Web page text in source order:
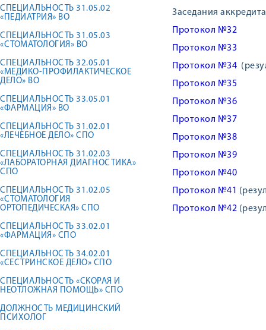
СПЕЦИАЛЬНОСТЬ 31.05.02
«ПЕДИАТРИЯ» ВО
СПЕЦИАЛЬНОСТЬ 31.05.03
«СТОМАТОЛОГИЯ» ВО
СПЕЦИАЛЬНОСТЬ 32.05.01
«МЕДИКО-ПРОФИЛАКТИЧЕСКОЕ
ДЕЛО» ВО
СПЕЦИАЛЬНОСТЬ 33.05.01
«ФАРМАЦИЯ» ВО
СПЕЦИАЛЬНОСТЬ 31.02.01
«ЛЕЧЕБНОЕ ДЕЛО» СПО
СПЕЦИАЛЬНОСТЬ 31.02.03
«ЛАБОРАТОРНАЯ ДИАГНОСТИКА»
СПО
СПЕЦИАЛЬНОСТЬ 31.02.05
«СТОМАТОЛОГИЯ
ОРТОПЕДИЧЕСКАЯ» СПО
СПЕЦИАЛЬНОСТЬ 33.02.01
«ФАРМАЦИЯ» СПО
СПЕЦИАЛЬНОСТЬ 34.02.01
«СЕСТРИНСКОЕ ДЕЛО» СПО
СПЕЦИАЛЬНОСТЬ «СКОРАЯ И
НЕОТЛОЖНАЯ ПОМОЩЬ» СПО
ДОЛЖНОСТЬ МЕДИЦИНСКИЙ
ПСИХОЛОГ
Заседания
Протокол №32
Протокол №33
Протокол №34
Протокол №35
Протокол №36
Протокол №37
Протокол №38
Протокол №39
Протокол №40
Протокол №41
Протокол №42